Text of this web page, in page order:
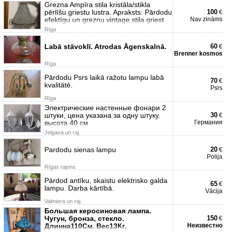
Grezna Ampīra stila kristāla/stikla
pērlīšu griestu lustra. Apraksts: Pārdodu
efektīgu un greznu vintage stila griest
Rīga
100 €
Nav zināms
Labā stāvoklī. Atrodas Āgenskalnā.
Rīga
60 €
Brenner kosmos
Pārdodu Psrs laikā ražotu lampu labā
kvalitātē.
Rīga
70 €
Psrs
Электрические настенные фонари 2
штуки, цена указана за одну штуку.
высота 40 см
Jelgava un raj.
30 €
Германия
Pardodu sienas lampu
Rīgas rajons
20 €
Polija
Pārdod antīku, skaistu elektrisko galda
lampu. Darba kārtībā.
Valmiera un raj.
65 €
Vācija
Большая керосиновая лампа.
Чугун, бронза, стекло.
Длинна110См. Вес13Кг.
150 €
Неизвестно